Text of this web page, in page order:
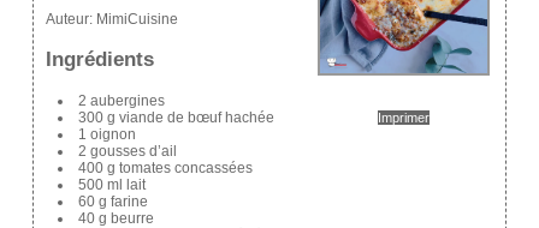
Imprimer
Auteur: MimiCuisine
Ingrédients
2 aubergines
300 g viande de bœuf hachée
1 oignon
2 gousses d’ail
400 g tomates concassées
500 ml lait
60 g farine
40 g beurre